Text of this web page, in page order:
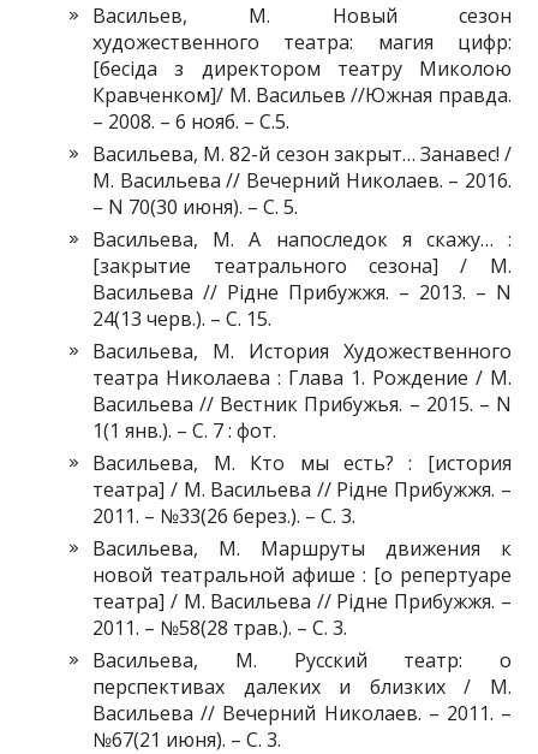
Васильев, М. Новый сезон
художественного театра: магия цифр:
[бесіда з директором театру Миколою
Кравченком]/ М. Васильев //Южная правда.
– 2008. – 6 нояб. – С.5.
Васильева, М. 82-й сезон закрыт… Занавес! /
М. Васильева // Вечерний Николаев. – 2016.
– N 70(30 июня). – С. 5.
Васильева, М. А напоследок я скажу… :
[закрытие театрального сезона] / М.
Васильева // Рідне Прибужжя. – 2013. – N
24(13 черв.). – С. 15.
Васильева, М. История Художественного
театра Николаева : Глава 1. Рождение / М.
Васильева // Вестник Прибужья. – 2015. – N
1(1 янв.). – С. 7 : фот.
Васильева, М. Кто мы есть? : [история
театра] / М. Васильева // Рідне Прибужжя. –
2011. – №33(26 берез.). – С. 3.
Васильева, М. Маршруты движения к
новой театральной афише : [о репертуаре
театра] / М. Васильева // Рідне Прибужжя. –
2011. – №58(28 трав.). – С. 3.
Васильева, М. Русский театр: о
перспективах далеких и близких / М.
Васильева // Вечерний Николаев. – 2011. –
№67(21 июня). – С. 3.